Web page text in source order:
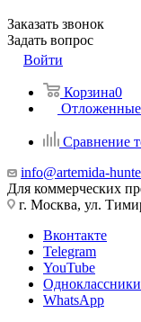
Заказать звонок
Задать вопрос
Войти
Корзина0
Отложенные
Сравнение
info@artemida-
Для коммерческих
г. Москва, ул.
Вконтакте
Telegram
YouTube
Одноклассники
WhatsApp